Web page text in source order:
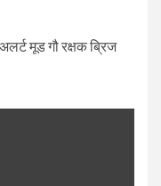
मूड गौ रक्षक ब्रिज